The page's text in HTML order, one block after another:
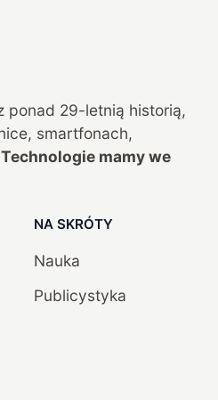
ponad 29-letnią historią,
smartfonach,
Technologie mamy we
NA SKRÓTY
Nauka
Publicystyka